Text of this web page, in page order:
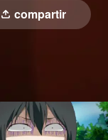
compartir